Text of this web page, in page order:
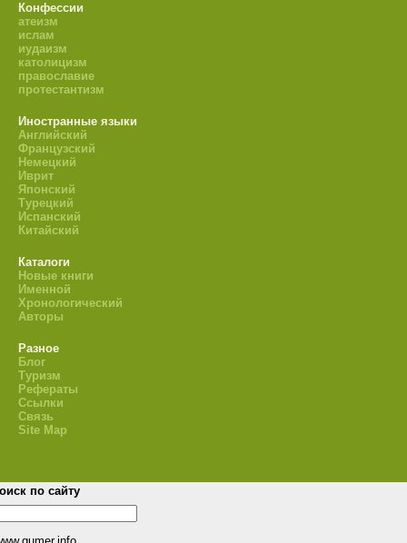
Конфессии
атеизм
ислам
иудаизм
католицизм
православие
протестантизм
Иностранные языки
Английский
Французский
Немецкий
Иврит
Японский
Турецкий
Испанский
Китайский
Каталоги
Новые книги
Именной
Хронологический
Авторы
Разное
Блог
Туризм
Рефераты
Ссылки
Связь
Site Map
по сайту